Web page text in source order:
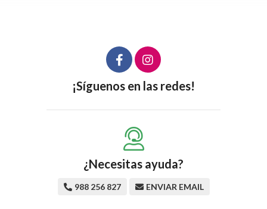
¡Síguenos en las redes!
¿Necesitas ayuda?
988 256 827 ENVIAR EMAIL